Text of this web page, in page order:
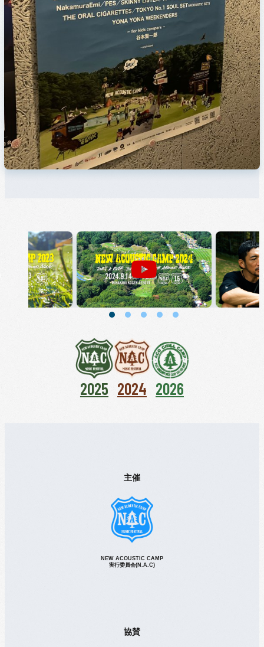
2025 2024 2026
主催
NEW ACOUSTIC CAMP
実行委員会(N.A.C)
協賛